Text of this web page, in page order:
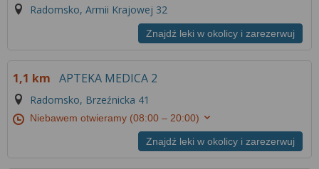
Radomsko, Armii Krajowej 32
Znajdź leki w okolicy i zarezerwuj
1,1 km APTEKA MEDICA 2
Radomsko, Brzeźnicka 41
Niebawem otwieramy (08:00 – 20:00)
Znajdź leki w okolicy i zarezerwuj